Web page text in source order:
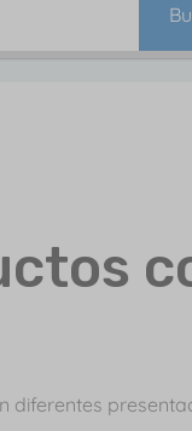
diferentes